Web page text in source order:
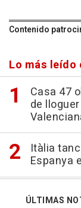
Contenido
Lo más leído
Casa 47
de
Itàlia
Espanya
ÚLTIMAS